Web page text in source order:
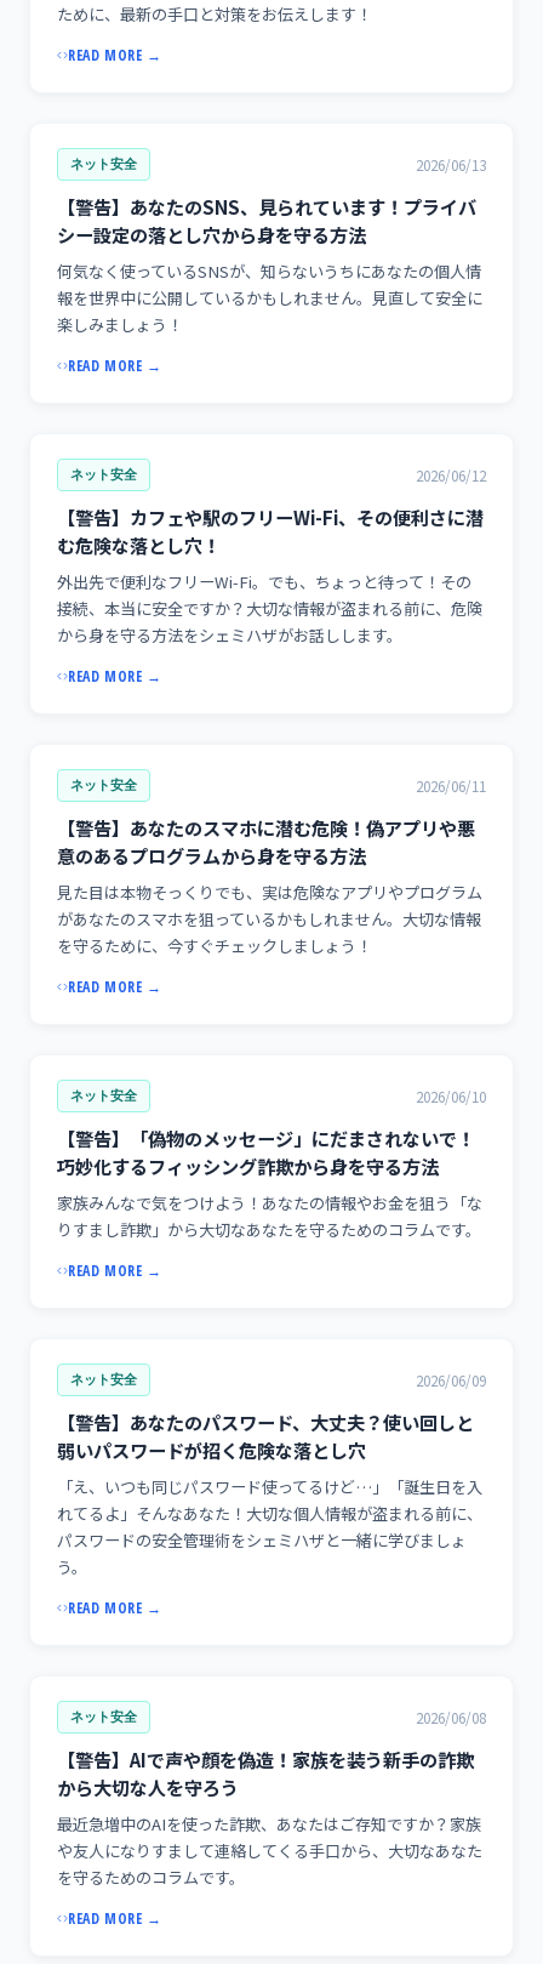
ために、最新の手口と対策をお伝えします！
READ MORE →
ネット安全 2026/06/13
【警告】あなたのSNS、見られています！プライバ
シー設定の落とし穴から身を守る方法
何気なく使っているSNSが、知らないうちにあなたの個人情
報を世界中に公開しているかもしれません。見直して安全に
楽しみましょう！
READ MORE →
ネット安全 2026/06/12
【警告】カフェや駅のフリーWi-Fi、その便利さに潜
む危険な落とし穴！
外出先で便利なフリーWi-Fi。でも、ちょっと待って！その
接続、本当に安全ですか？大切な情報が盗まれる前に、危険
から身を守る方法をシェミハザがお話しします。
READ MORE →
ネット安全 2026/06/11
【警告】あなたのスマホに潜む危険！偽アプリや悪
意のあるプログラムから身を守る方法
見た目は本物そっくりでも、実は危険なアプリやプログラム
があなたのスマホを狙っているかもしれません。大切な情報
を守るために、今すぐチェックしましょう！
READ MORE →
ネット安全 2026/06/10
【警告】「偽物のメッセージ」にだまされないで！
巧妙化するフィッシング詐欺から身を守る方法
家族みんなで気をつけよう！あなたの情報やお金を狙う「な
りすまし詐欺」から大切なあなたを守るためのコラムです。
READ MORE →
ネット安全 2026/06/09
【警告】あなたのパスワード、大丈夫？使い回しと
弱いパスワードが招く危険な落とし穴
「え、いつも同じパスワード使ってるけど…」「誕生日を入
れてるよ」そんなあなた！大切な個人情報が盗まれる前に、
パスワードの安全管理術をシェミハザと一緒に学びましょ
う。
READ MORE →
ネット安全 2026/06/08
【警告】AIで声や顔を偽造！家族を装う新手の詐欺
から大切な人を守ろう
最近急増中のAIを使った詐欺、あなたはご存知ですか？家族
や友人になりすまして連絡してくる手口から、大切なあなた
を守るためのコラムです。
READ MORE →